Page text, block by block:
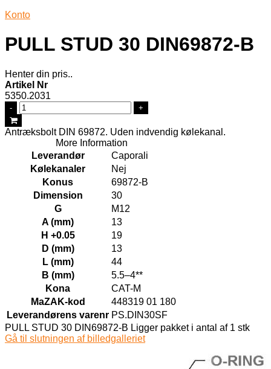
Konto
PULL STUD 30 DIN69872-B
Henter din pris..
Artikel Nr
5350.2031
- +
Antræksbolt DIN 69872. Uden indvendig kølekanal.
More Information
Leverandør
Caporali
Kølekanaler
Nej
Konus
69872-B
Dimension
30
G
M12
A (mm)
13
H +0.05
19
D (mm)
13
L (mm)
44
B (mm)
5.5–4**
Kona
CAT-M
MaZAK-kod
448319 01 180
Leverandørens varenr PS.DIN30SF
PULL STUD 30 DIN69872-B Ligger pakket i antal af 1 stk
Gå til slutningen af billedgalleriet